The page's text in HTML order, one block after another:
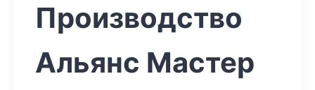
Производство
Альянс Мастер